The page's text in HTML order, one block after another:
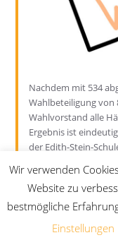
Nachdem mit 534
Wahlbeteiligung von
Wahlvorstand alle
Ergebnis ist
der Edith-Stein-
Wir verwenden
Website zu
bestmögliche
Einstellungen